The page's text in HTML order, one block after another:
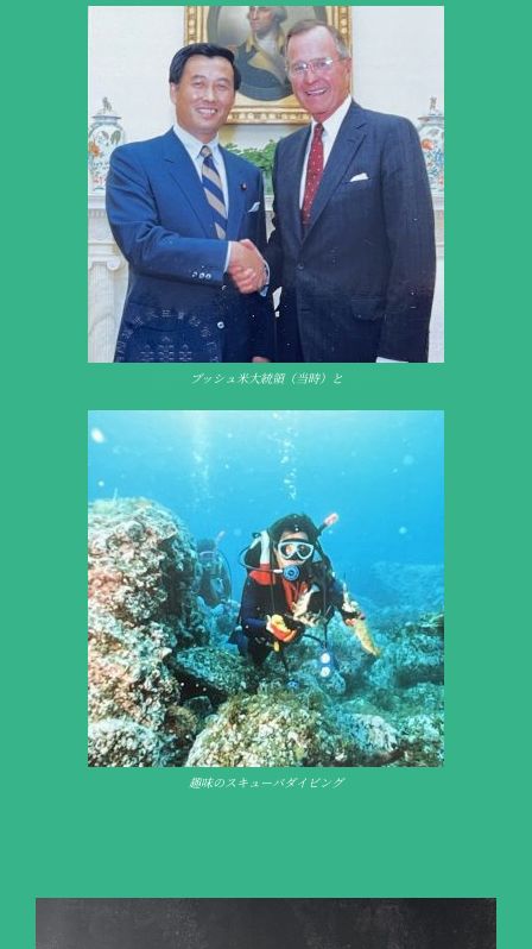
母校・高崎経済大学学長夫妻の訪問を受ける
ブッシュ米大統領（当時）と
母校・高崎経済大学学長夫妻の訪問を受ける
ブッシュ米大統領（当時）と
家族旅行で、海外にて
趣味のスキューバダイビング
少林寺拳法
趣味の音楽活動。ボーカル・ギターを担当
趣味の音楽活動。ボーカル・ギターを担当
家族旅行で、海外にて
趣味のスキューバダイビング